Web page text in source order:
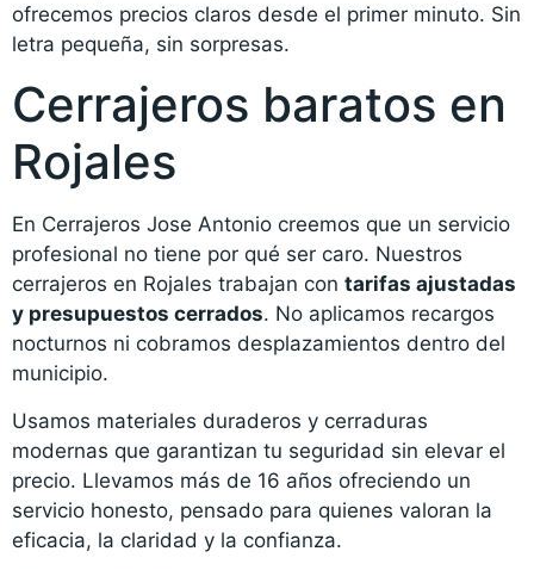
ofrecemos precios claros desde el primer minuto. Sin
letra pequeña, sin sorpresas.
Cerrajeros baratos en
Rojales
En Cerrajeros Jose Antonio creemos que un servicio
profesional no tiene por qué ser caro. Nuestros
cerrajeros en Rojales trabajan con tarifas ajustadas
y presupuestos cerrados. No aplicamos recargos
nocturnos ni cobramos desplazamientos dentro del
municipio.
Usamos materiales duraderos y cerraduras
modernas que garantizan tu seguridad sin elevar el
precio. Llevamos más de 16 años ofreciendo un
servicio honesto, pensado para quienes valoran la
eficacia, la claridad y la confianza.